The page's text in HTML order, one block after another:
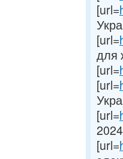
[url=
[url=
для
[url=
[url=
[url=
[url=